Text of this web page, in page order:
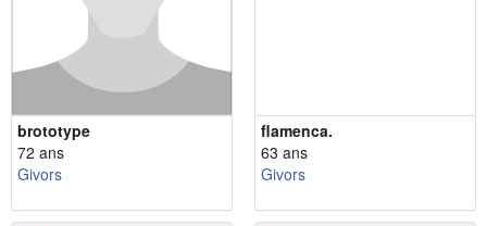
brototype
72 ans
Givors
flamenca.
63 ans
Givors